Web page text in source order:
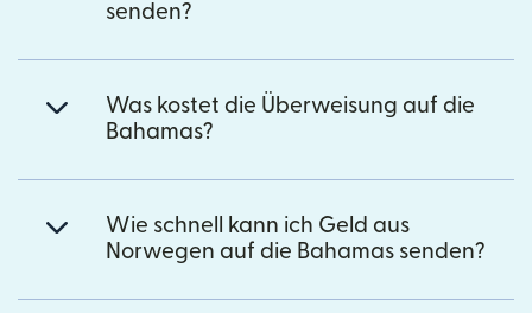
senden?
Was kostet die Überweisung auf die
Bahamas?
Wie schnell kann ich Geld aus
Norwegen auf die Bahamas senden?